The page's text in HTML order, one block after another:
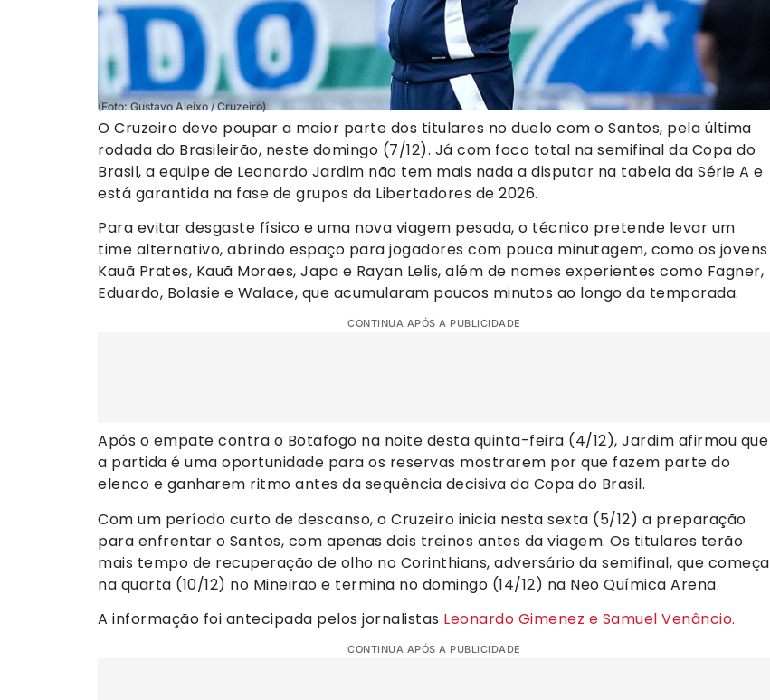
(Foto: Gustavo Aleixo / Cruzeiro)
O Cruzeiro deve poupar a maior parte dos titulares no duelo com o Santos, pela última
rodada do Brasileirão, neste domingo (7/12). Já com foco total na semifinal da Copa do
Brasil, a equipe de Leonardo Jardim não tem mais nada a disputar na tabela da Série A e
está garantida na fase de grupos da Libertadores de 2026.
Para evitar desgaste físico e uma nova viagem pesada, o técnico pretende levar um
time alternativo, abrindo espaço para jogadores com pouca minutagem, como os jovens
Kauã Prates, Kauã Moraes, Japa e Rayan Lelis, além de nomes experientes como Fagner,
Eduardo, Bolasie e Walace, que acumularam poucos minutos ao longo da temporada.
CONTINUA APÓS A PUBLICIDADE
Após o empate contra o Botafogo na noite desta quinta-feira (4/12), Jardim afirmou que
a partida é uma oportunidade para os reservas mostrarem por que fazem parte do
elenco e ganharem ritmo antes da sequência decisiva da Copa do Brasil.
Com um período curto de descanso, o Cruzeiro inicia nesta sexta (5/12) a preparação
para enfrentar o Santos, com apenas dois treinos antes da viagem. Os titulares terão
mais tempo de recuperação de olho no Corinthians, adversário da semifinal, que começa
na quarta (10/12) no Mineirão e termina no domingo (14/12) na Neo Química Arena.
A informação foi antecipada pelos jornalistas Leonardo Gimenez e Samuel Venâncio.
CONTINUA APÓS A PUBLICIDADE